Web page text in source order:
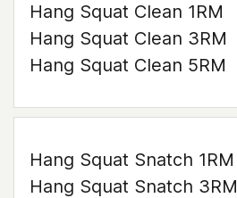
Hang Squat Clean 1RM
Hang Squat Clean 3RM
Hang Squat Clean 5RM
Hang Squat Snatch 1RM
Hang Squat Snatch 3RM